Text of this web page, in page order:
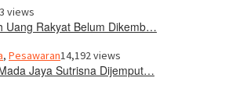
views
Uang Rakyat Belum Dikemb…
, Pesawaran14,192 views
Jaya Sutrisna Dijemput…